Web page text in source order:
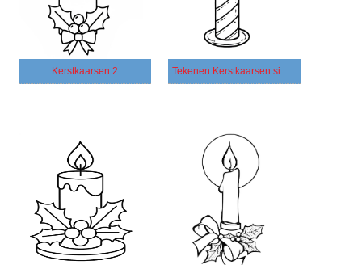
Kerstkaarsen 2 Tekenen Kerstkaarsen simpel